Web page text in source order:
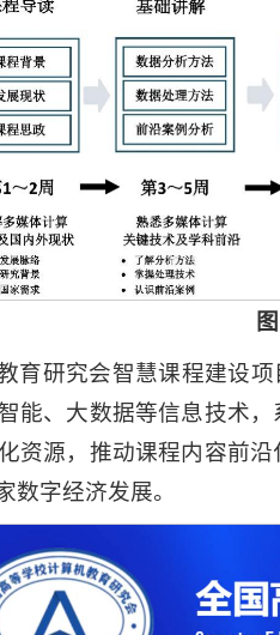
育研究会智慧课程建设
能、大数据等信息技术
资源，推动课程内容前
数字经济发展。